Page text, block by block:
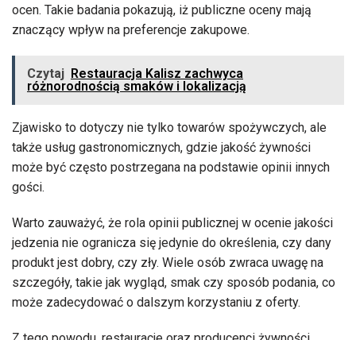
ocen. Takie badania pokazują, iż publiczne oceny mają
znaczący wpływ na preferencje zakupowe.
Czytaj Restauracja Kalisz zachwyca
różnorodnością smaków i lokalizacją
Zjawisko to dotyczy nie tylko towarów spożywczych, ale
także usług gastronomicznych, gdzie jakość żywności
może być często postrzegana na podstawie opinii innych
gości.
Warto zauważyć, że rola opinii publicznej w ocenie jakości
jedzenia nie ogranicza się jedynie do określenia, czy dany
produkt jest dobry, czy zły. Wiele osób zwraca uwagę na
szczegóły, takie jak wygląd, smak czy sposób podania, co
może zadecydować o dalszym korzystaniu z oferty.